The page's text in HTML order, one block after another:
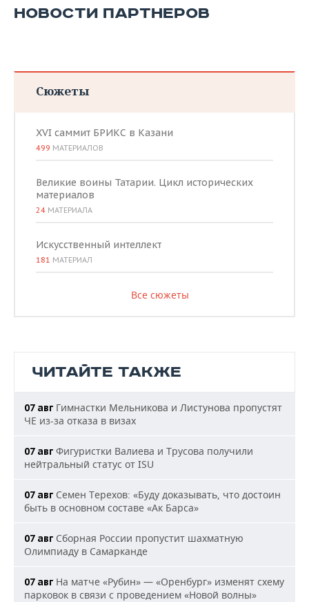
НОВОСТИ ПАРТНЕРОВ
Сюжеты
XVI саммит БРИКС в Казани
499 МАТЕРИАЛОВ
Великие воины Татарии. Цикл исторических
материалов
24 МАТЕРИАЛА
Искусственный интеллект
181 МАТЕРИАЛ
Все сюжеты
ЧИТАЙТЕ ТАКЖЕ
07 авг Гимнастки Мельникова и Листунова пропустят
ЧЕ из-за отказа в визах
07 авг Фигуристки Валиева и Трусова получили
нейтральный статус от ISU
07 авг Семен Терехов: «Буду доказывать, что достоин
быть в основном составе «Ак Барса»
07 авг Сборная России пропустит шахматную
Олимпиаду в Самарканде
07 авг На матче «Рубин» — «Оренбург» изменят схему
парковок в связи с проведением «Новой волны»